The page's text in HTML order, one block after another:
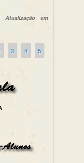
em
3 4
5